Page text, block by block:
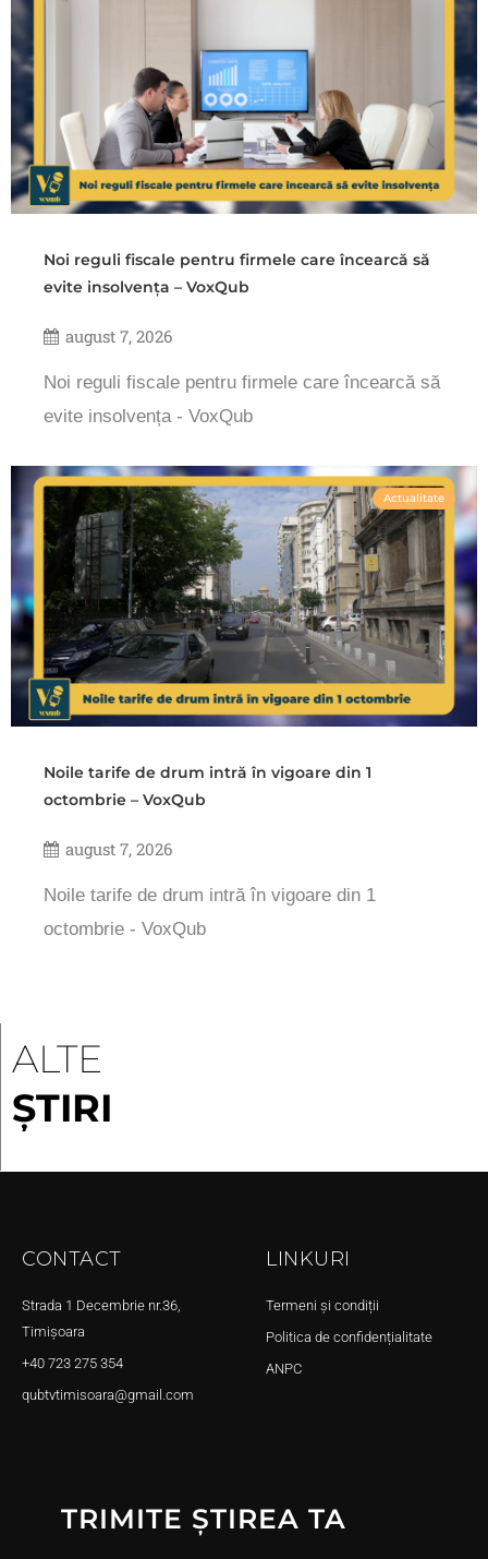
Noi reguli fiscale pentru firmele care încearcă să
evite insolvența – VoxQub
august 7, 2026
Noi reguli fiscale pentru firmele care încearcă să
evite insolvența - VoxQub
Actualitate
Noile tarife de drum intră în vigoare din 1
octombrie – VoxQub
august 7, 2026
Noile tarife de drum intră în vigoare din 1
octombrie - VoxQub
ALTE
ȘTIRI
CONTACT
Strada 1 Decembrie nr.36,
Timișoara
+40 723 275 354
qubtvtimisoara@gmail.com
LINKURI
Termeni și condiții
Politica de confidențialitate
ANPC
TRIMITE ȘTIREA TA